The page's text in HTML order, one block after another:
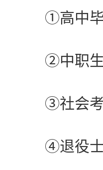
①高中毕
②中职生毕
③社会考生
④退役士